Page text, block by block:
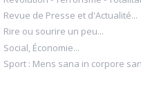
Revue de Presse et d'Actualité...
Rire ou sourire un peu...
Social, Économie...
Sport : Mens sana in corpore